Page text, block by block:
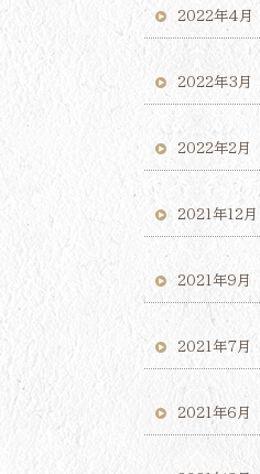
2022年4月
2022年3月
2022年2月
2021年12月
2021年9月
2021年7月
2021年6月